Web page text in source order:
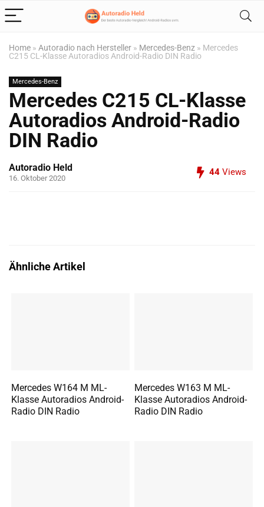
Home » Autoradio nach Hersteller » Mercedes-Benz » Mercedes
C215 CL-Klasse Autoradios Android-Radio DIN Radio
Mercedes-Benz
Mercedes C215 CL-Klasse
Autoradios Android-Radio
DIN Radio
Autoradio Held
16. Oktober 2020
44 Views
Ähnliche Artikel
Mercedes W164 M ML-
Klasse Autoradios Android-
Radio DIN Radio
Mercedes W163 M ML-
Klasse Autoradios Android-
Radio DIN Radio